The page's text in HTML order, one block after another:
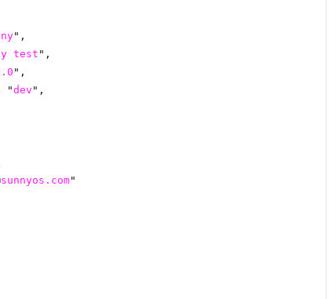
",
test ",
",
"dev ",
sunnyos.com"